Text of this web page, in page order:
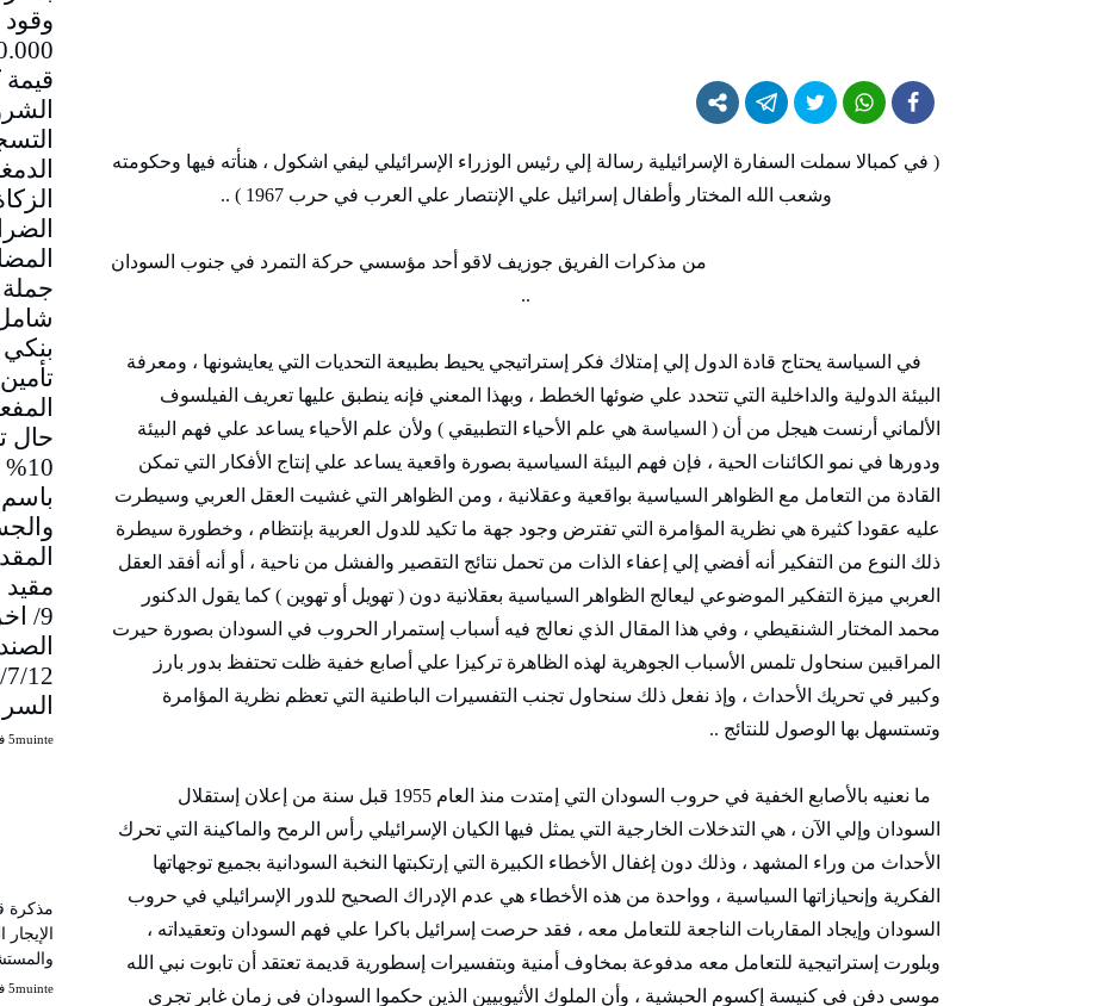
( في كمبالا سملت السفارة الإسرائيلية رسالة إلي رئيس الوزراء الإسرائيلي ليفي اشكول ، هنأته فيها وحكومته
وشعب الله المختار وأطفال إسرائيل علي الإنتصار علي العرب في حرب 1967 ) ..
من مذكرات الفريق جوزيف لاقو أحد مؤسسي حركة التمرد في جنوب السودان
..
في السياسة يحتاج قادة الدول إلي إمتلاك فكر إستراتيجي يحيط بطبيعة التحديات التي يعايشونها ، ومعرفة
البيئة الدولية والداخلية التي تتحدد علي ضوئها الخطط ، وبهذا المعني فإنه ينطبق عليها تعريف الفيلسوف
الألماني أرنست هيجل من أن ( السياسة هي علم الأحياء التطبيقي ) ولأن علم الأحياء يساعد علي فهم البيئة
ودورها في نمو الكائنات الحية ، فإن فهم البيئة السياسية بصورة واقعية يساعد علي إنتاج الأفكار التي تمكن
القادة من التعامل مع الظواهر السياسية بواقعية وعقلانية ، ومن الظواهر التي غشيت العقل العربي وسيطرت
عليه عقودا كثيرة هي نظرية المؤامرة التي تفترض وجود جهة ما تكيد للدول العربية بإنتظام ، وخطورة سيطرة
ذلك النوع من التفكير أنه أفضي إلي إعفاء الذات من تحمل نتائج التقصير والفشل من ناحية ، أو أنه أفقد العقل
العربي ميزة التفكير الموضوعي ليعالج الظواهر السياسية بعقلانية دون ( تهويل أو تهوين ) كما يقول الدكنور
محمد المختار الشنقيطي ، وفي هذا المقال الذي نعالج فيه أسباب إستمرار الحروب في السودان بصورة حيرت
المراقبين سنحاول تلمس الأسباب الجوهرية لهذه الظاهرة تركيزا علي أصابع خفية ظلت تحتفظ بدور بارز
وكبير في تحريك الأحداث ، وإذ نفعل ذلك سنحاول تجنب التفسيرات الباطنية التي تعظم نظرية المؤامرة
وتستسهل بها الوصول للنتائج ..
ما نعنيه بالأصابع الخفية في حروب السودان التي إمتدت منذ العام 1955 قبل سنة من إعلان إستقلال
السودان وإلي الآن ، هي التدخلات الخارجية التي يمثل فيها الكيان الإسرائيلي رأس الرمح والماكينة التي تحرك
الأحداث من وراء المشهد ، وذلك دون إغفال الأخطاء الكبيرة التي إرتكبتها النخبة السودانية بجميع توجهاتها
الفكرية وإنحيازاتها السياسية ، وواحدة من هذه الأخطاء هي عدم الإدراك الصحيح للدور الإسرائيلي في حروب
السودان وإيجاد المقاربات الناجعة للتعامل معه ، فقد حرصت إسرائيل باكرا علي فهم السودان وتعقيداته ،
وبلورت إستراتيجية للتعامل معه مدفوعة بمخاوف أمنية وبتفسيرات إسطورية قديمة تعتقد أن تابوت نبي الله
موسي دفن في كنيسة إكسوم الحبشية ، وأن الملوك الأثيوبيين الذين حكموا السودان في زمان غابر تجري
وقود
حال
مقيد
9/
5muinte فريق
مذكرة
5muinte فريق